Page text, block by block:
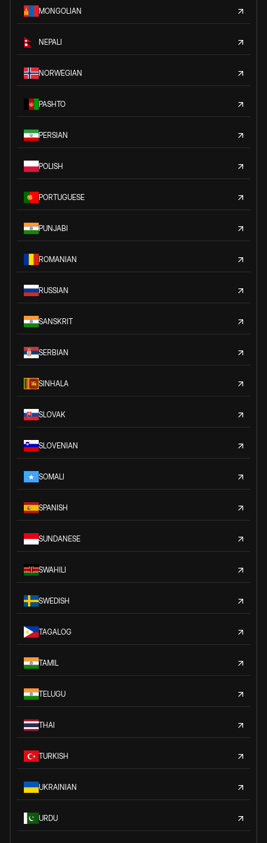
MONGOLIAN
NEPALI
NORWEGIAN
PASHTO
PERSIAN
POLISH
PORTUGUESE
PUNJABI
ROMANIAN
RUSSIAN
SANSKRIT
SERBIAN
SINHALA
SLOVAK
SLOVENIAN
SOMALI
SPANISH
SUNDANESE
SWAHILI
SWEDISH
TAGALOG
TAMIL
TELUGU
THAI
TURKISH
UKRAINIAN
URDU